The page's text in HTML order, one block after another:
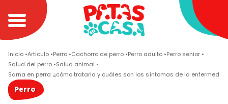
Inicio Articulo Perro Cachorro de perro Perro adulto Perro senior
Salud del perro Salud animal
Sarna en perro: ¿cómo tratarla y cuáles son los síntomas de la
Perro